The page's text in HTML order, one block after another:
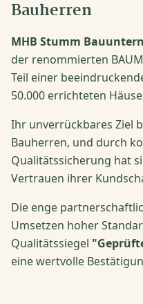
Bauherren
MHB Stumm
der renommierten
Teil einer
50.000 errichteten
Ihr unverrückbares Ziel
Bauherren, und durch
Qualitätssicherung hat
Vertrauen ihrer
Die enge
Umsetzen hoher
Qualitätssiegel
eine wertvolle